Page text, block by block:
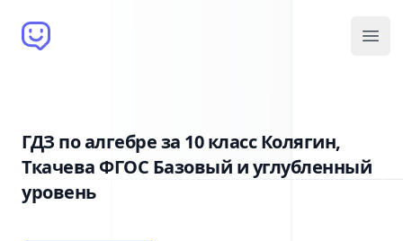
Brain Bot
ГДЗ по алгебре за 10 класс Колягин,
Ткачева ФГОС Базовый и углубленный
уровень